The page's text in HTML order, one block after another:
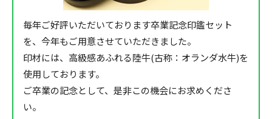
毎年ご好評いただいております卒業記念印鑑セット
を、今年もご用意させていただきました。
印材には、高級感あふれる陸牛(古称：オランダ水牛)を
使用しております。
ご卒業の記念として、是非この機会にお求めくださ
い。